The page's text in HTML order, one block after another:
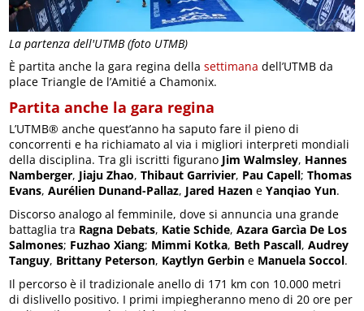
La partenza dell'UTMB (foto UTMB)
È partita anche la gara regina dellasettimana dell’UTMB da
place Triangle de l’Amitié a Chamonix.
Partita anche la gara regina
L’UTMB® anche quest’anno ha saputo fare il pieno di
concorrenti e ha richiamato al via i migliori interpreti mondiali
della disciplina. Tra gli iscritti figurano Jim Walmsley, Hannes
Namberger, Jiaju Zhao,Thibaut Garrivier, Pau Capell;Thomas
Evans,Aurélien Dunand-Pallaz, Jared Hazen eYanqiao Yun.
Discorso analogo al femminile, dove si annuncia una grande
battaglia tra Ragna Debats, Katie Schide,Azara Garcìa De Los
Salmones; Fuzhao Xiang; Mimmi Kotka, Beth Pascall,Audrey
Tanguy, Brittany Peterson, Kaytlyn Gerbin e Manuela Soccol.
Il percorso è il tradizionale anello di 171 km con 10.000 metri
di dislivello positivo. I primi impiegheranno meno di 20 ore per